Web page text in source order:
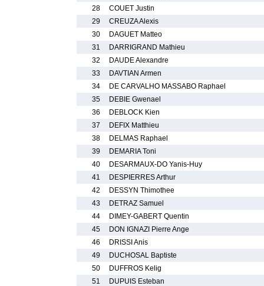
28
COUET Justin
29
CREUZA Alexis
30
DAGUET Matteo
31
DARRIGRAND Mathieu
32
DAUDE Alexandre
33
DAVTIAN Armen
34
DE CARVALHO MASSABO Raphael
35
DEBIE Gwenael
36
DEBLOCK Kien
37
DEFIX Matthieu
38
DELMAS Raphael
39
DEMARIA Toni
40
DESARMAUX-DO Yanis-Huy
41
DESPIERRES Arthur
42
DESSYN Thimothee
43
DETRAZ Samuel
44
DIMEY-GABERT Quentin
45
DON IGNAZI Pierre Ange
46
DRISSI Anis
49
DUCHOSAL Baptiste
50
DUFFROS Kelig
51
DUPUIS Esteban